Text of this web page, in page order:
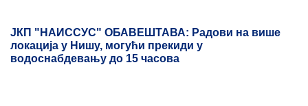
ЈКП "НАИССУС" ОБАВЕШТАВА: Радови на више
локација у Нишу, могући прекиди у
водоснабдевању до 15 часова